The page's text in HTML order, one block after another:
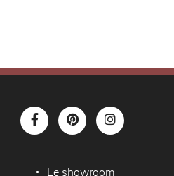
Le showroom